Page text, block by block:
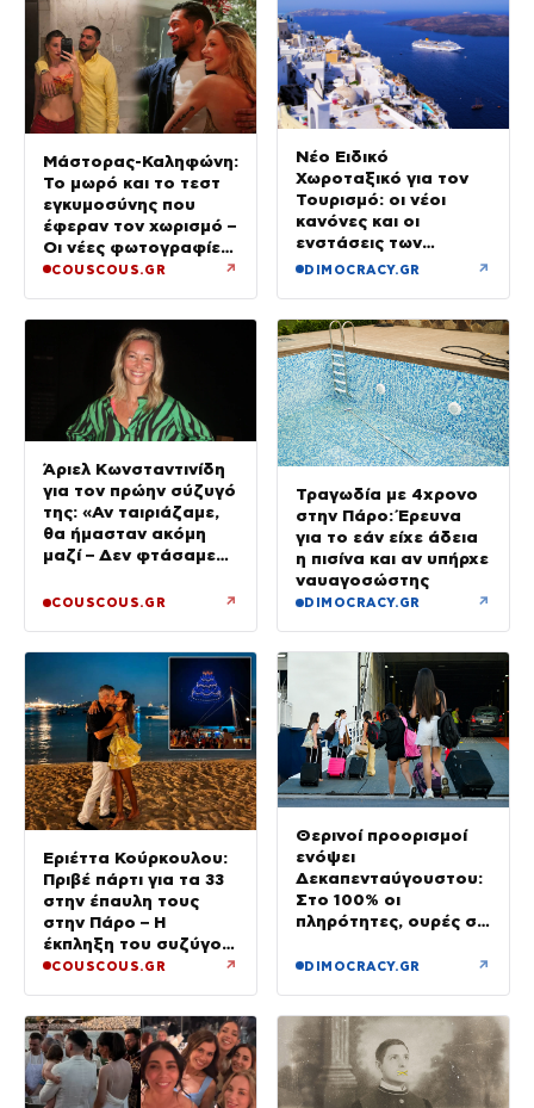
Μάστορας-Καληφώνη:
Το μωρό και το τεστ
εγκυμοσύνης που
έφεραν τον χωρισμό –
Οι νέες φωτογραφίες
από την Πάρο χωρίς
COUSCOUS.GR ↗
Νέο Ειδικό
Χωροταξικό για τον
Τουρισμό: οι νέοι
κανόνες και οι
ενστάσεις των
ξενοδόχων
DIMOCRACY.GR ↗
Άριελ Κωνσταντινίδη
για τον πρώην σύζυγό
της: «Αν ταιριάζαμε,
θα ήμασταν ακόμη
μαζί – Δεν φτάσαμε
COUSCOUS.GR ↗
Τραγωδία με 4χρονο
στην Πάρο: Έρευνα
για το εάν είχε άδεια
η πισίνα και αν υπήρχε
ναυαγοσώστης
DIMOCRACY.GR ↗
Εριέττα Κούρκουλου:
Πριβέ πάρτι για τα 33
στην έπαυλη τους
στην Πάρο – Η
έκπληξη του συζύγου
της
COUSCOUS.GR ↗
Θερινοί προορισμοί
ενόψει
Δεκαπενταύγουστου:
Στο 100% οι
πληρότητες, ουρές σε
ΚΤΕΛ
DIMOCRACY.GR ↗